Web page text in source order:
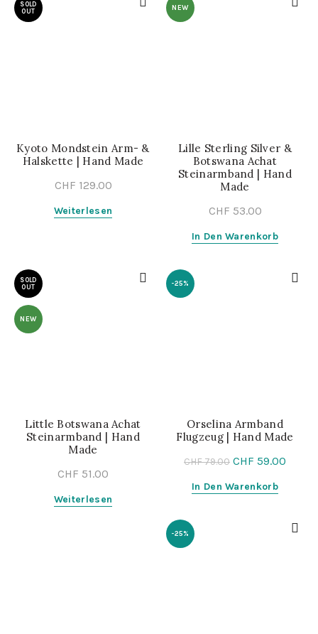
SOLD
OUT
Kyoto Mondstein Arm- &
Halskette | Hand Made
CHF 129.00
Weiterlesen
NEW
Lille Sterling Silver &
Botswana Achat
Steinarmband | Hand
Made
CHF 53.00
In Den Warenkorb
SOLD
OUT
NEW
Little Botswana Achat
Steinarmband | Hand
Made
CHF 51.00
Weiterlesen
-25%
Orselina Armband
Flugzeug | Hand Made
CHF79.00 CHF 59.00
In Den Warenkorb
-25%